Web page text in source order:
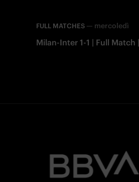
FULL MATCHES — mercoledì
Milan-Inter 1-1 | Full